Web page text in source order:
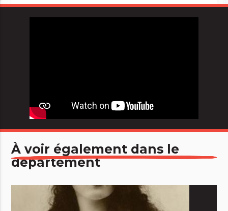
À voir également dans le
département